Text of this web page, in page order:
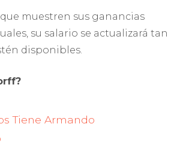
muestren sus ganancias
su salario se actualizará tan
disponibles.
Tiene Armando